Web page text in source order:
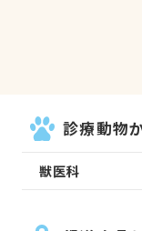
診療動物
獣医科